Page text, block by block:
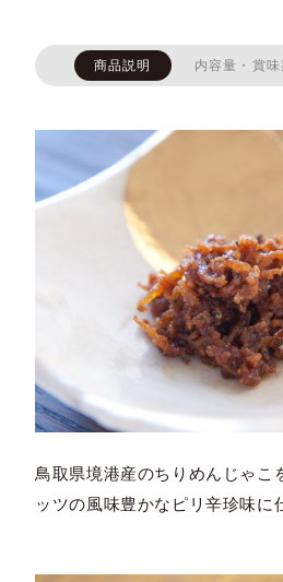
商品説明 内容量・賞味
鳥取県境港産のちりめんじゃこ
ッツの風味豊かなピリ辛珍味に